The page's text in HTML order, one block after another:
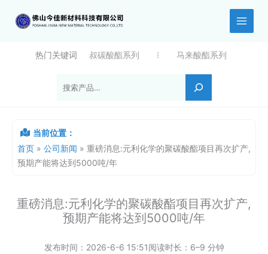
热门关键词 叔碳酸酯系列 马来酸酯系列
当前位置：
首页 » 公司新闻 » 重磅消息:元利化学的聚碳酸酯项目再次扩产,
预期产能将达到5000吨/年
重磅消息:元利化学的聚碳酸酯项目再次扩产,
预期产能将达到5000吨/年
发布时间： 2026-6-6 15:51阅读时长： 6–9 分钟